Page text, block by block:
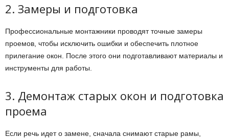
2. Замеры и подготовка
Профессиональные монтажники проводят точные замеры
проемов, чтобы исключить ошибки и обеспечить плотное
прилегание окон. После этого они подготавливают материалы и
инструменты для работы.
3. Демонтаж старых окон и подготовка
проема
Если речь идет о замене, сначала снимают старые рамы,